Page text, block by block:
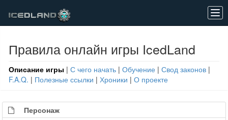
Правила онлайн игры IcedLand
Описание игры | С чего начать | Обучение | Свод законов |
F.A.Q. | Полезные ссылки | Хроники | О проекте
Персонаж